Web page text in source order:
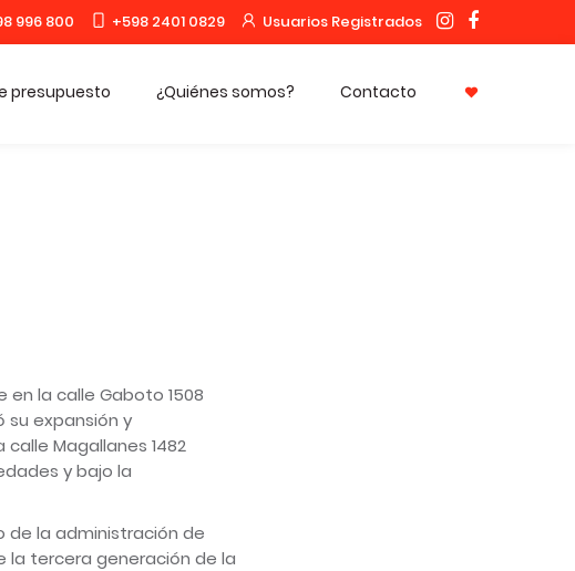
996 800 +598 2401 0829 Usuarios Registrados
presupuesto ¿Quiénes somos? Contacto
en la calle Gaboto 1508
su expansión y
Magallanes 1482
y bajo la
de la administración de
la tercera generación de la